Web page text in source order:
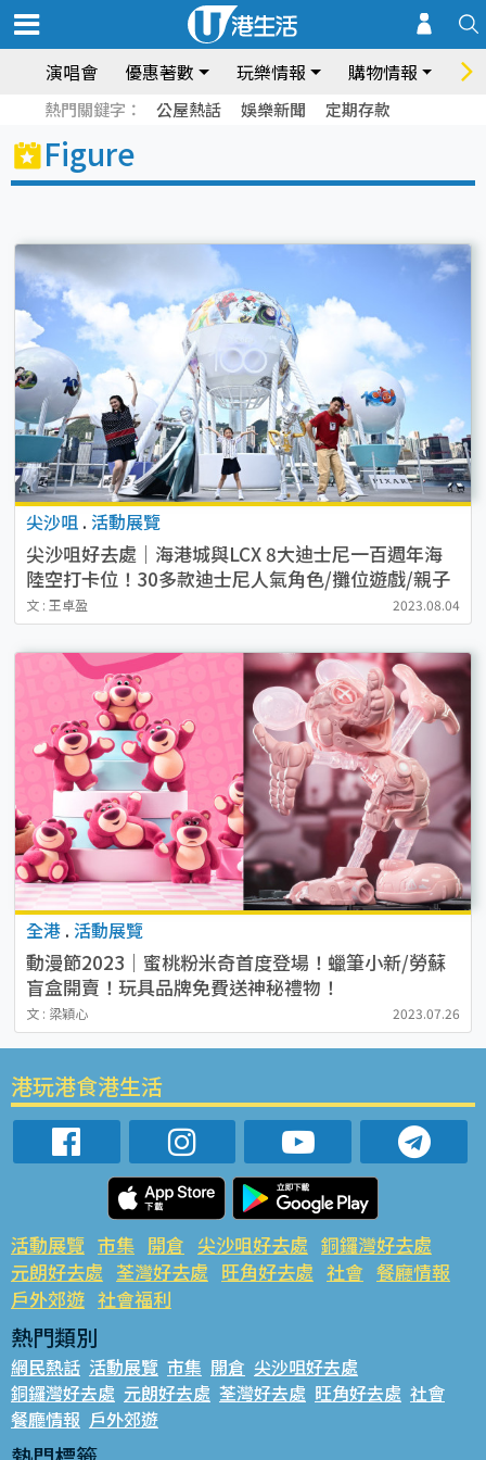
演唱會 優惠著數 玩樂情報 購物情報 飲
熱門關鍵字： 公屋熱話 娛樂新聞 定期存款
Figure
尖沙咀 . 活動展覽
尖沙咀好去處｜海港城與LCX 8大迪士尼一百週年海
陸空打卡位！30多款迪士尼人氣角色/攤位遊戲/親子
工作坊+期間限定店
文 : 王卓盈 2023.08.04
全港 . 活動展覽
動漫節2023｜蜜桃粉米奇首度登場！蠟筆小新/勞蘇
盲盒開賣！玩具品牌免費送神秘禮物！
文 : 梁穎心 2023.07.26
港玩港食港生活
活動展覽 市集 開倉 尖沙咀好去處 銅鑼灣好去處
元朗好去處 荃灣好去處 旺角好去處 社會 餐廳情報
戶外郊遊 社會福利
熱門類別
網民熱話 活動展覽 市集 開倉 尖沙咀好去處
銅鑼灣好去處 元朗好去處 荃灣好去處 旺角好去處 社會
餐廳情報 戶外郊遊